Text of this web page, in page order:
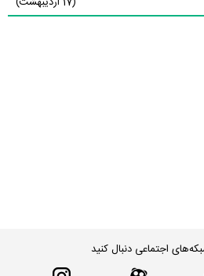
اجتماعی دنبال کنید